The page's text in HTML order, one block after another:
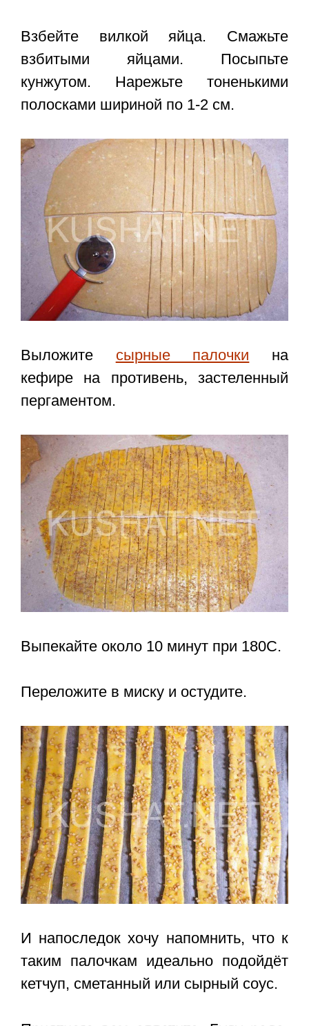
Взбейте вилкой яйца. Смажьте
взбитыми яйцами. Посыпьте
кунжутом. Нарежьте тоненькими
полосками шириной по 1-2 см.
Выложите сырные палочки на
кефире на противень, застеленный
пергаментом.
Выпекайте около 10 минут при 180С.
Переложите в миску и остудите.
И напоследок хочу напомнить, что к
таким палочкам идеально подойдёт
кетчуп, сметанный или сырный соус.